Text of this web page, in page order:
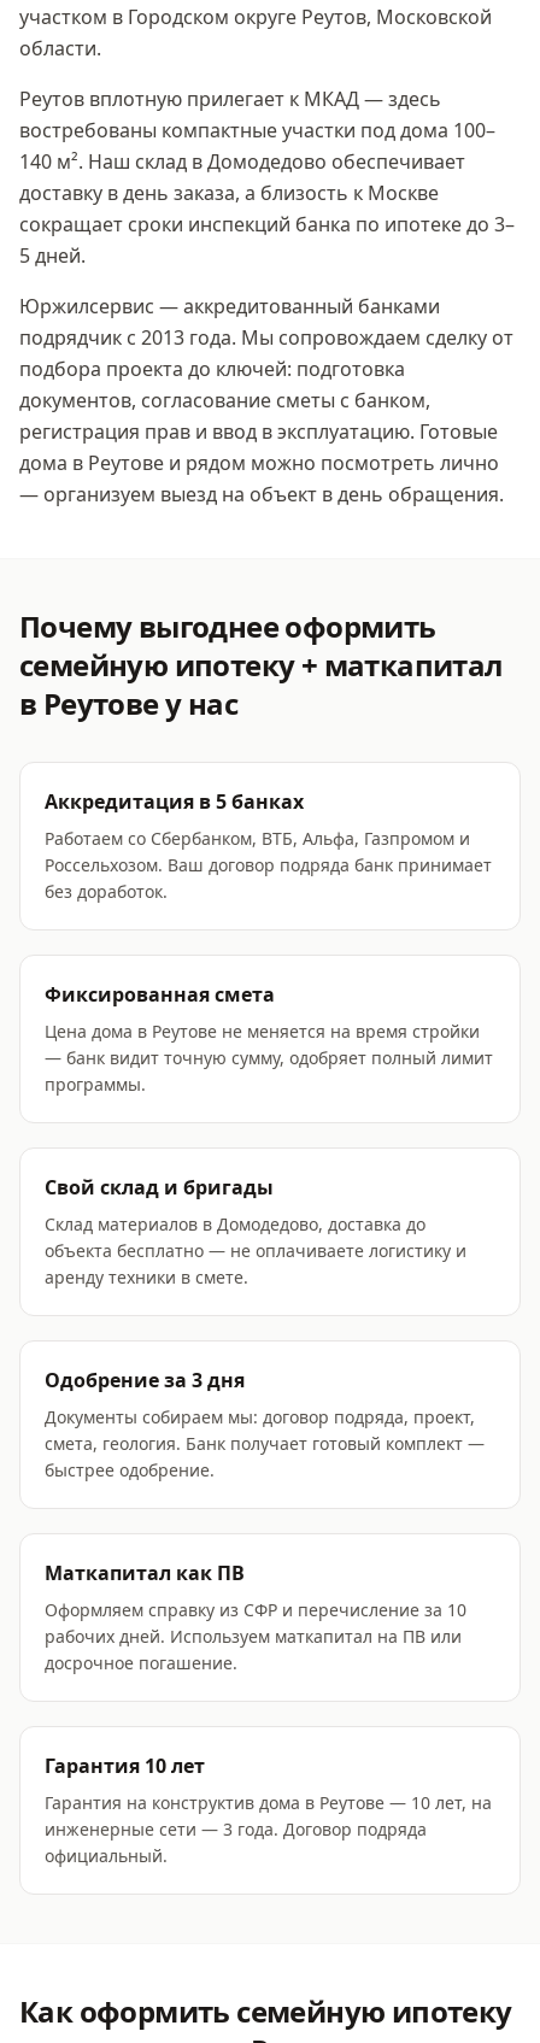
участком в Городском округе Реутов, Московской
области.
Реутов вплотную прилегает к МКАД — здесь
востребованы компактные участки под дома 100–
140 м². Наш склад в Домодедово обеспечивает
доставку в день заказа, а близость к Москве
сокращает сроки инспекций банка по ипотеке до 3–
5 дней.
Юржилсервис — аккредитованный банками
подрядчик с 2013 года. Мы сопровождаем сделку от
подбора проекта до ключей: подготовка
документов, согласование сметы с банком,
регистрация прав и ввод в эксплуатацию. Готовые
дома в Реутове и рядом можно посмотреть лично
— организуем выезд на объект в день обращения.
Почему выгоднее оформить
семейную ипотеку + маткапитал
в Реутовеу нас
Аккредитация в 5 банках
Работаем со Сбербанком, ВТБ, Альфа, Газпромом и
Россельхозом. Ваш договор подряда банк принимает
без доработок.
Фиксированная смета
Цена дома в Реутове не меняется на время стройки
— банк видит точную сумму, одобряет полный лимит
программы.
Свой склад и бригады
Склад материалов в Домодедово, доставка до
объекта бесплатно — не оплачиваете логистику и
аренду техники в смете.
Одобрение за 3 дня
Документы собираем мы: договор подряда, проект,
смета, геология. Банк получает готовый комплект —
быстрее одобрение.
Маткапитал как ПВ
Оформляем справку из СФР и перечисление за 10
рабочих дней. Используем маткапитал на ПВ или
досрочное погашение.
Гарантия 10 лет
Гарантия на конструктив дома в Реутове — 10 лет, на
инженерные сети — 3 года. Договор подряда
официальный.
Как оформить семейную ипотеку